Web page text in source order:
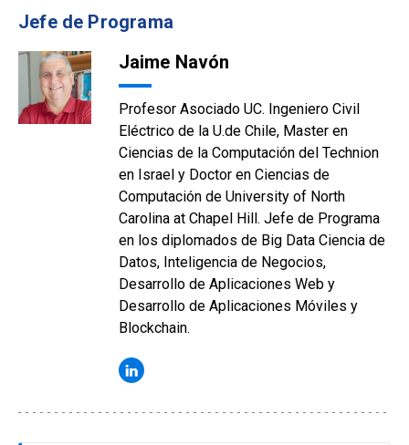
Jefe de Programa
Jaime Navón
Profesor Asociado UC. Ingeniero Civil
Eléctrico de la U.de Chile, Master en
Ciencias de la Computación del Technion
en Israel y Doctor en Ciencias de
Computación de University of North
Carolina at Chapel Hill. Jefe de Programa
en los diplomados de Big Data Ciencia de
Datos, Inteligencia de Negocios,
Desarrollo de Aplicaciones Web y
Desarrollo de Aplicaciones Móviles y
Blockchain.